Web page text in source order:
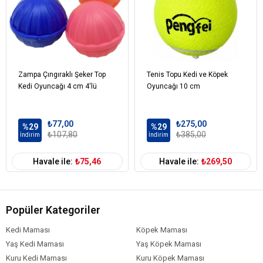
Zampa Çıngıraklı Şeker Top
Kedi Oyuncağı 4 cm 4'lü
%29
İndirim
₺77,00
₺107,80
Havale ile: ₺75,46
Tenis Topu Kedi ve Köpek
Oyuncağı 10 cm
%29
İndirim
₺275,00
₺385,00
Havale ile: ₺269,50
Popüler Kategoriler
Kedi Maması
Köpek Maması
Yaş Kedi Maması
Yaş Köpek Maması
Kuru Kedi Maması
Kuru Köpek Maması